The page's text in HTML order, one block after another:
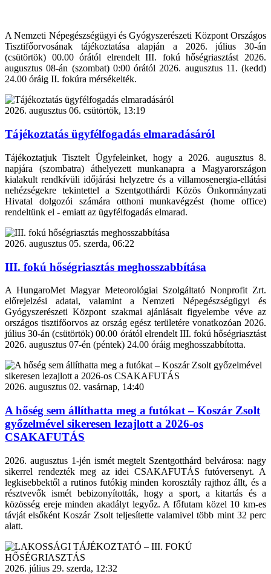
A Nemzeti Népegészségügyi és Gyógyszerészeti Központ Országos
Tisztifőorvosának tájékoztatása alapján a 2026. július 30-án
(csütörtök) 00.00 órától elrendelt III. fokú hőségriasztást 2026.
augusztus 08-án (szombat) 0:00 órától 2026. augusztus 11. (kedd)
24.00 óráig II. fokúra mérsékelték.
2026. augusztus 06. csütörtök, 13:19
Tájékoztatás ügyfélfogadás elmaradásáról
Tájékoztatjuk Tisztelt Ügyfeleinket, hogy a 2026. augusztus 8.
napjára (szombatra) áthelyezett munkanapra a Magyarországon
kialakult rendkívüli időjárási helyzetre és a villamosenergia-ellátási
nehézségekre tekintettel a Szentgotthárdi Közös Önkormányzati
Hivatal dolgozói számára otthoni munkavégzést (home office)
rendeltünk el - emiatt az ügyfélfogadás elmarad.
2026. augusztus 05. szerda, 06:22
III. fokú hőségriasztás meghosszabbítása
A HungaroMet Magyar Meteorológiai Szolgáltató Nonprofit Zrt.
előrejelzési adatai, valamint a Nemzeti Népegészségügyi és
Gyógyszerészeti Központ szakmai ajánlásait figyelembe véve az
országos tisztifőorvos az ország egész területére vonatkozóan 2026.
július 30-án (csütörtök) 00.00 órától elrendelt III. fokú hőségriasztást
2026. augusztus 07-én (péntek) 24.00 óráig meghosszabbította.
2026. augusztus 02. vasárnap, 14:40
A hőség sem állíthatta meg a futókat – Koszár Zsolt
győzelmével sikeresen lezajlott a 2026-os
CSAKAFUTÁS
2026. augusztus 1-jén ismét megtelt Szentgotthárd belvárosa: nagy
sikerrel rendezték meg az idei CSAKAFUTÁS futóversenyt. A
legkisebbektől a rutinos futókig minden korosztály rajthoz állt, és a
résztvevők ismét bebizonyították, hogy a sport, a kitartás és a
közösség ereje minden akadályt legyőz. A főfutam közel 10 km-es
távját elsőként Koszár Zsolt teljesítette valamivel több mint 32 perc
alatt.
2026. július 29. szerda, 12:32